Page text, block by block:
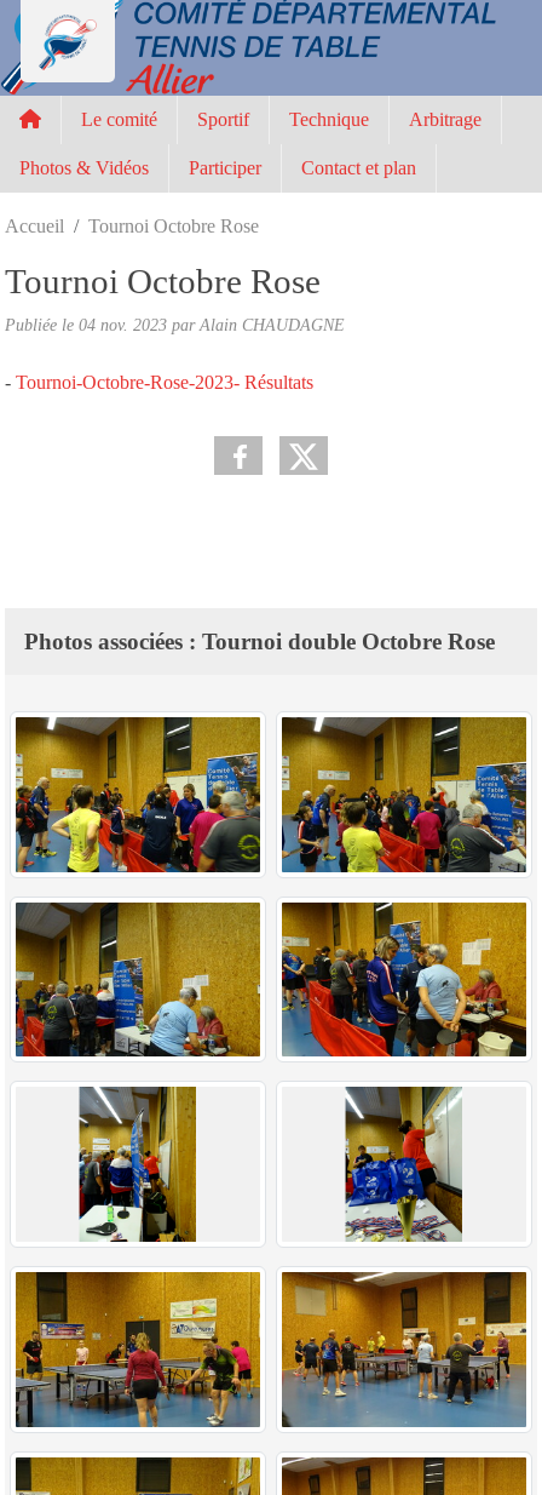
Le comité Sportif Technique Arbitrage
Photos & Vidéos Participer Contact et plan
Accueil Tournoi Octobre Rose
Tournoi Octobre Rose
Publiée le 04 nov. 2023 parAlain CHAUDAGNE
- Tournoi-Octobre-Rose-2023- Résultats
Photos associées : Tournoi double Octobre Rose
Panneau de gestion des cookies